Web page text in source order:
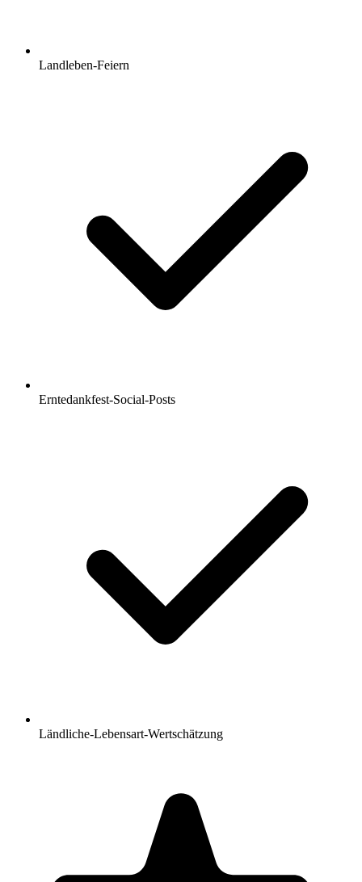
Landleben-Feiern
Erntedankfest-Social-Posts
Ländliche-Lebensart-Wertschätzung